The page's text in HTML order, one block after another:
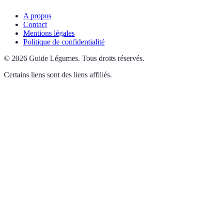
A propos
Contact
Mentions légales
Politique de confidentialité
© 2026 Guide Légumes. Tous droits réservés.
Certains liens sont des liens affiliés.